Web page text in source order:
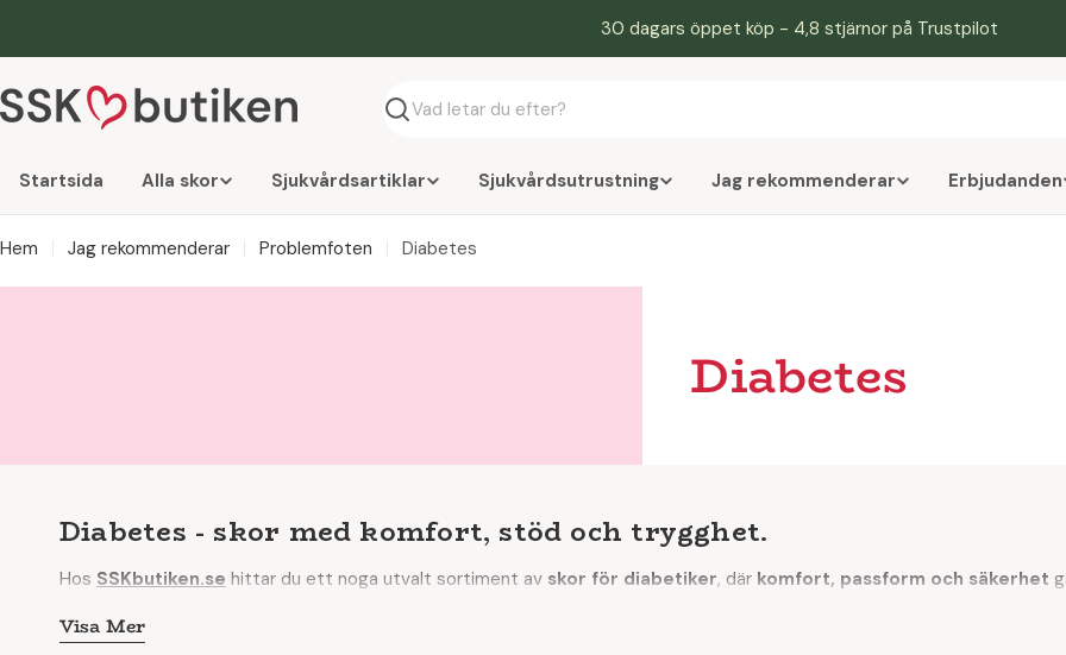
30 dagars öppet köp - 4,8 stjärnor på Trustpilot
Söka
Startsida Alla skor Sjukvårdsartiklar Sjukvårdsutrustning Jag rekommenderar Erbjudanden
Hem Jag rekommenderar Problemfoten Diabetes
Diabetes
Diabetes - skor med komfort, stöd och trygghet.
Hos SSKbutiken.se hittar du ett noga utvalt sortiment av skor för diabetiker, där komfort, passform och säkerhet
kompromissa med utseendet.
Visa Mer